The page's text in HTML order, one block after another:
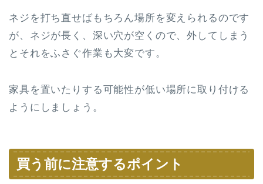
ネジを打ち直せばもちろん場所を変えられるのです
が、ネジが長く、深い穴が空くので、外してしまう
とそれをふさぐ作業も大変です。
家具を置いたりする可能性が低い場所に取り付ける
ようにしましょう。
買う前に注意するポイント